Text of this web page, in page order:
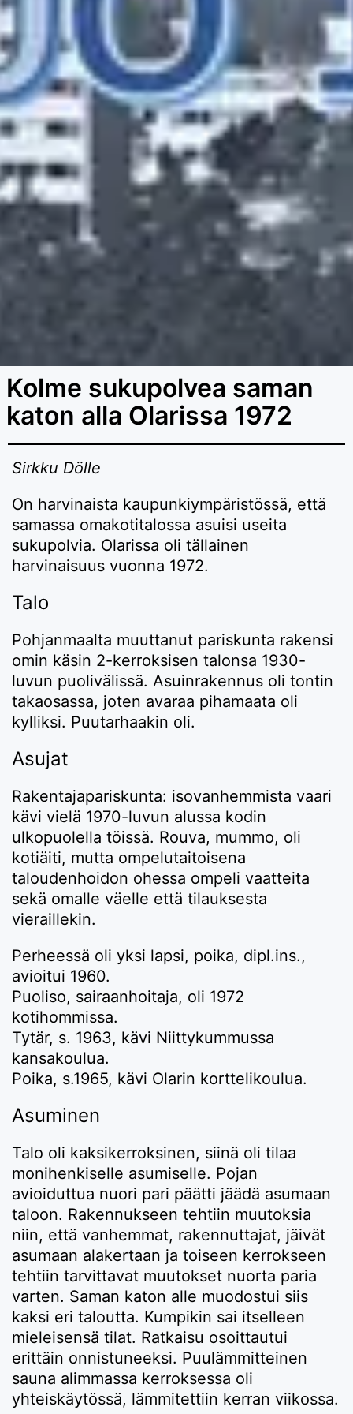
Kolme sukupolvea saman
katon alla Olarissa 1972
Sirkku Dölle
On harvinaista kaupunkiympäristössä, että
samassa omakotitalossa asuisi useita
sukupolvia. Olarissa oli tällainen
harvinaisuus vuonna 1972.
Talo
Pohjanmaalta muuttanut pariskunta rakensi
omin käsin 2-kerroksisen talonsa 1930-
luvun puolivälissä. Asuinrakennus oli tontin
takaosassa, joten avaraa pihamaata oli
kylliksi. Puutarhaakin oli.
Asujat
Rakentajapariskunta: isovanhemmista vaari
kävi vielä 1970-luvun alussa kodin
ulkopuolella töissä. Rouva, mummo, oli
kotiäiti, mutta ompelutaitoisena
taloudenhoidon ohessa ompeli vaatteita
sekä omalle väelle että tilauksesta
vieraillekin.
Perheessä oli yksi lapsi, poika, dipl.ins.,
avioitui 1960.
Puoliso, sairaanhoitaja, oli 1972
kotihommissa.
Tytär, s. 1963, kävi Niittykummussa
kansakoulua.
Poika, s.1965, kävi Olarin korttelikoulua.
Asuminen
Talo oli kaksikerroksinen, siinä oli tilaa
monihenkiselle asumiselle. Pojan
avioiduttua nuori pari päätti jäädä asumaan
taloon. Rakennukseen tehtiin muutoksia
niin, että vanhemmat, rakennuttajat, jäivät
asumaan alakertaan ja toiseen kerrokseen
tehtiin tarvittavat muutokset nuorta paria
varten. Saman katon alle muodostui siis
kaksi eri taloutta. Kumpikin sai itselleen
mieleisensä tilat. Ratkaisu osoittautui
erittäin onnistuneeksi. Puulämmitteinen
sauna alimmassa kerroksessa oli
yhteiskäytössä, lämmitettiin kerran viikossa.